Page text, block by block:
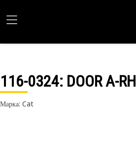
116-0324: DOOR A-RH
Марка: Cat